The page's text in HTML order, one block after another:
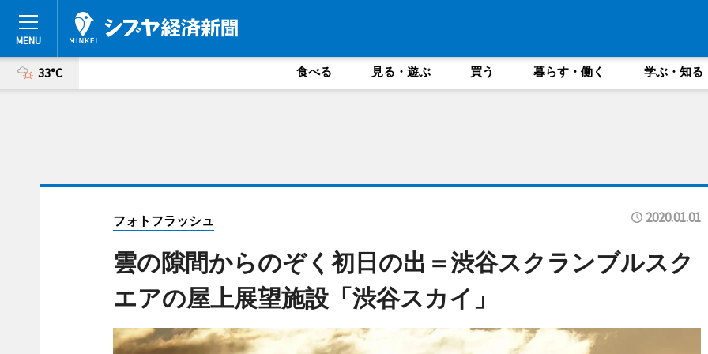
33°C 食べる 見る・遊ぶ 買う 暮らす・働く 学ぶ・知る
フォトフラッシュ 2020.01.01
雲の隙間からのぞく初日の出＝渋谷スクランブルスク
エアの屋上展望施設「渋谷スカイ」